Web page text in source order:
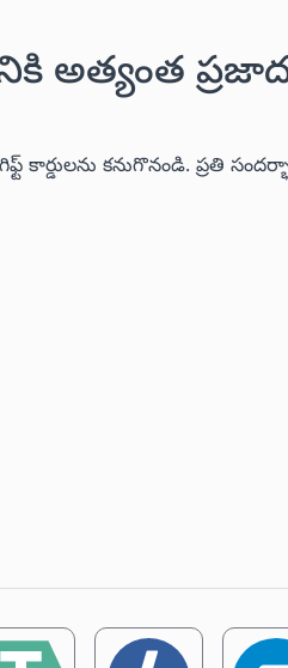
అత్యంత
కనుగొనండి. ప్రతి